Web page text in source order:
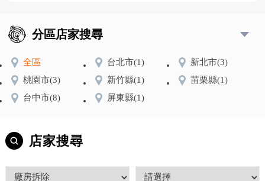
分區店家搜尋
全區 台北市(1) 新北市(3)
桃園市(3) 新竹縣(1) 苗栗縣(1)
台中市(8) 屏東縣(1)
店家搜尋